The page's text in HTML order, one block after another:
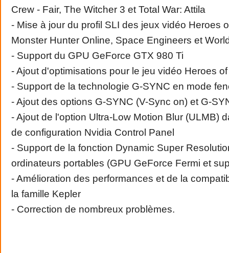
Crew - Fair, The Witcher 3 et Total War: Attila
- Mise à jour du profil SLI des jeux vidéo Heroes
Monster Hunter Online, Space Engineers et
- Support du GPU GeForce GTX 980 Ti
- Ajout d'optimisations pour le jeu vidéo Heroes
- Support de la technologie G-SYNC en mode
- Ajout des options G-SYNC (V-Sync on) et G-
- Ajout de l'option Ultra-Low Motion Blur (ULMB)
de configuration Nvidia Control Panel
- Support de la fonction Dynamic Super
ordinateurs portables (GPU GeForce Fermi et
- Amélioration des performances et de la
la famille Kepler
- Correction de nombreux problèmes.